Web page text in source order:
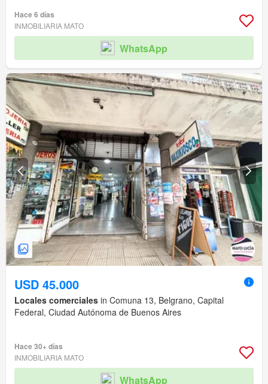
Hace 6 días
INMOBILIARIA MATO
WhatsApp
USD 45.000
Locales comerciales in Comuna 13, Belgrano, Capital
Federal, Ciudad Autónoma de Buenos Aires
Hace 30+ días
INMOBILIARIA MATO
WhatsApp